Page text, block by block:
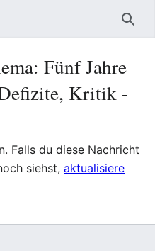
Fünf Jahre
Kritik -
Falls du diese Nachricht
siehst, aktualisiere